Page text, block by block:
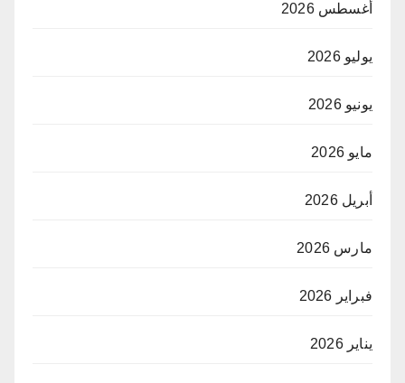
أغسطس 2026
يوليو 2026
يونيو 2026
مايو 2026
أبريل 2026
مارس 2026
فبراير 2026
يناير 2026